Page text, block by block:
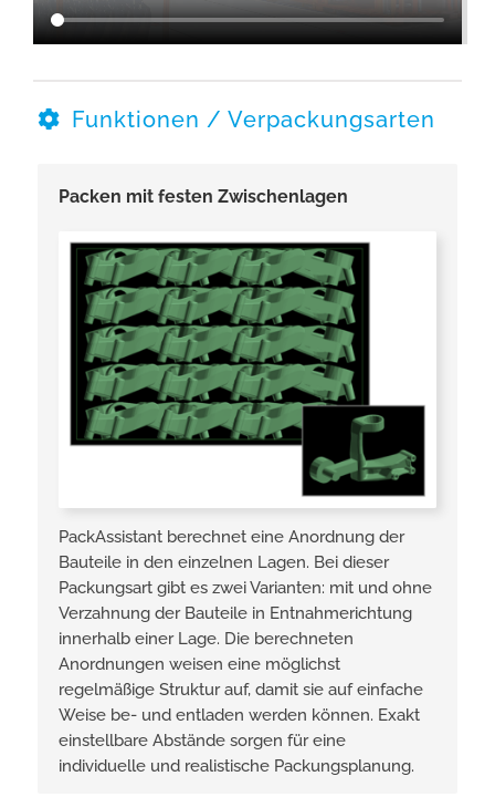
Funktionen / Verpackungsarten
Packen mit festen Zwischenlagen
PackAssistant berechnet eine Anordnung der
Bauteile in den einzelnen Lagen. Bei dieser
Packungsart­ gibt es zwei Varianten: mit und ohne
Verzahnung der Bauteile­ in Entnahmerichtung
innerhalb einer Lage. Die berechneten
Anordnungen weisen eine möglichst
regelmäßige Struktur auf, damit­ sie auf einfache
Weise be- und entladen werden können. Exakt
einstellbare­ Abstände sorgen für eine
individuelle und realistische Packungsplanung­.